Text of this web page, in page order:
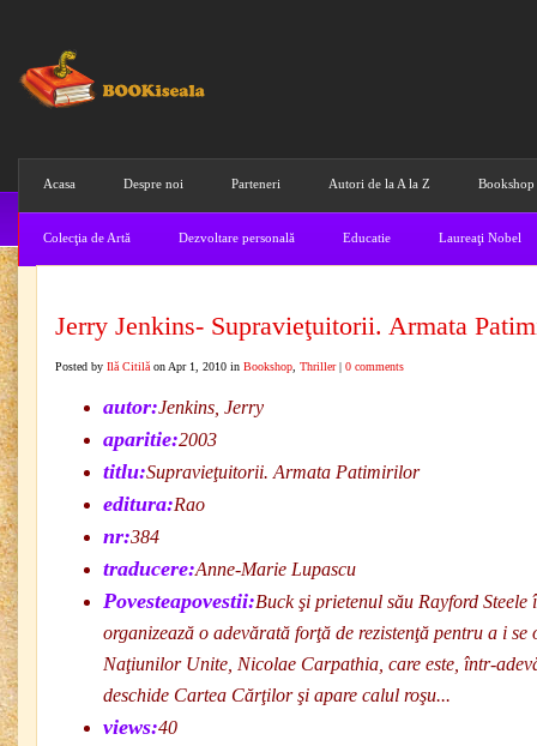
Acasa Despre noi Parteneri Autori de la A la Z Bookshop
Colecţia de Artă Dezvoltare personală Educatie Laureaţi Nobel
Jerry Jenkins- Supravieţuitorii. Armata
Posted by Ilă Citilă on Apr 1, 2010 in Bookshop Thriller| 0 comments
autor:Jenkins, Jerry
aparitie:2003
titlu:Supravieţuitorii. Armata Patimirilor
editura:Rao
nr:384
traducere:Anne-Marie Lupascu
Povesteapovestii:Buck şi prietenul său Rayford
organizează o adevărată forţă de rezistenţă pentru a i se
Naţiunilor Unite, Nicolae Carpathia, care este, într-
deschide Cartea Cărţilor şi apare calul roşu...
views:40